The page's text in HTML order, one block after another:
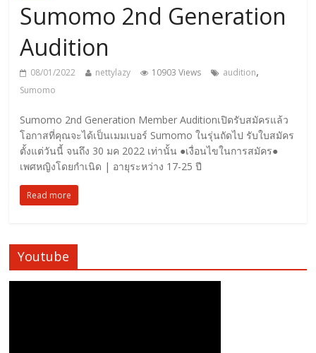
Sumomo 2nd Generation
Audition
08/01/2022 nettylazy 10903 Views audition,
Sumomo
Sumomo 2nd Generation Member Auditionเปิดรับสมัครแล้ว
โอกาสที่คุณจะได้เป็นเมมเบอร์ Sumomo ในรุ่นถัดไป รับใบสมัคร
ตั้งแต่วันนี้ จนถึง 30 มค 2022 เท่านั้น ●เงื่อนไขในการสมัคร●
เพศหญิงโดยกำเนิด | อายุระหว่าง 17-25 ปี
Read more
Youtube